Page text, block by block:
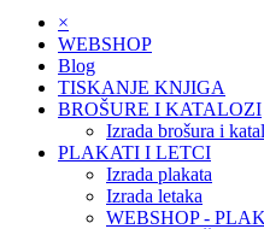
×
WEBSHOP
Blog
TISKANJE KNJIGA
BROŠURE I KATALOZI
Izrada brošura i
PLAKATI I LETCI
Izrada plakata
Izrada letaka
WEBSHOP -